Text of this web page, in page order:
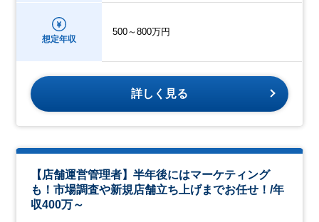
想定年収
500～800万円
詳しく見る
【店舗運営管理者】半年後にはマーケティング
も！市場調査や新規店舗立ち上げまでお任せ！/年
収400万～